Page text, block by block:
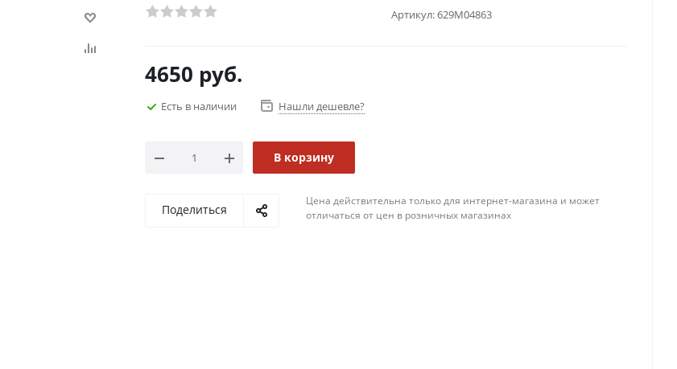
Артикул:629M04863
4650 руб.
Есть в наличии Нашли дешевле?
В корзину
Поделиться
Цена действительна только для интернет-магазина и может
отличаться от цен в розничных магазинах